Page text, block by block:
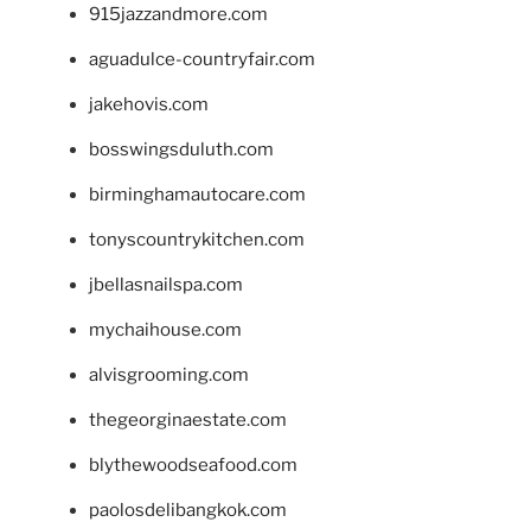
915jazzandmore.com
aguadulce-countryfair.com
jakehovis.com
bosswingsduluth.com
birminghamautocare.com
tonyscountrykitchen.com
jbellasnailspa.com
mychaihouse.com
alvisgrooming.com
thegeorginaestate.com
blythewoodseafood.com
paolosdelibangkok.com